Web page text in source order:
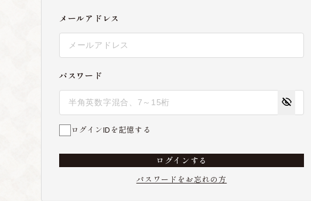
メールアドレス
パスワード
ログインIDを記憶する
ログインする
パスワードをお忘れの方